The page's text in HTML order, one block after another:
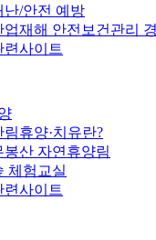
난/안전 예방
업재해 안전보건관리
련사이트
림휴양·치유란?
봉산 자연휴양림
체험교실
련사이트